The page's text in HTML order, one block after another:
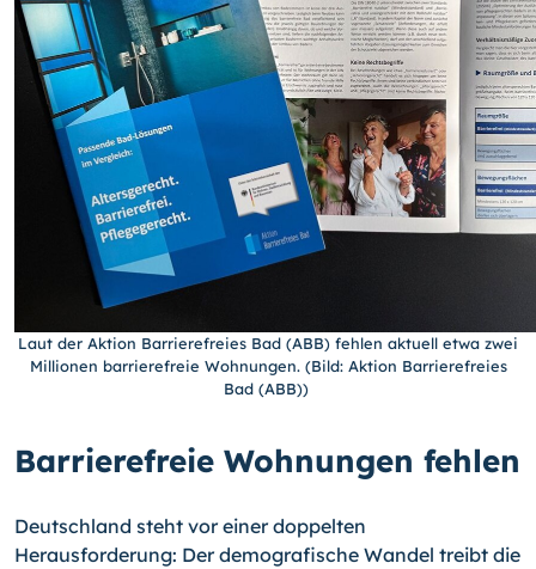
Laut der Aktion Barrierefreies Bad (ABB) fehlen aktuell etwa zwei
Millionen barrierefreie Wohnungen. (Bild: Aktion Barrierefreies
Bad (ABB))
Barrierefreie Wohnungen fehlen
Deutschland steht vor einer doppelten
Herausforderung: Der demografische Wandel treibt die